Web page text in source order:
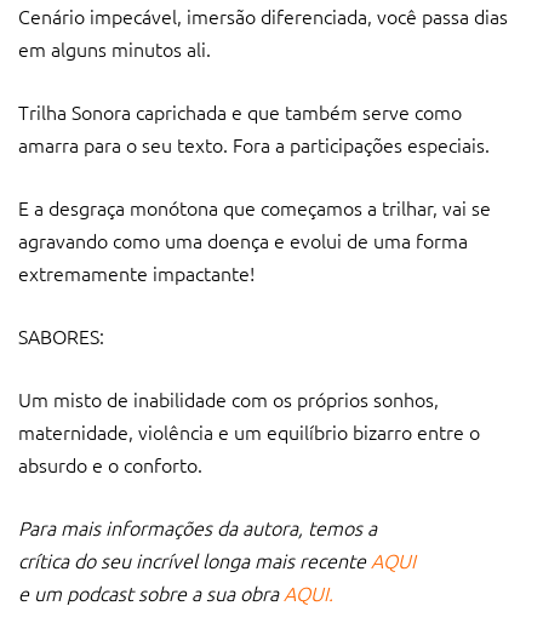
Cenário impecável, imersão diferenciada, você passa dias
em alguns minutos ali.
Trilha Sonora caprichada e que também serve como
amarra para o seu texto. Fora a participações especiais.
E a desgraça monótona que começamos a trilhar, vai se
agravando como uma doença e evolui de uma forma
extremamente impactante!
SABORES:
Um misto de inabilidade com os próprios sonhos,
maternidade, violência e um equilíbrio bizarro entre o
absurdo e o conforto.
Para mais informações da autora, temos a
crítica do seu incrível longa mais recenteAQUI
e um podcast sobre a sua obraAQUI.